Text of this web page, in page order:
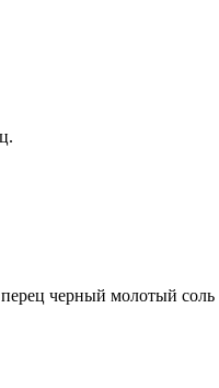
перец черный молотый соль